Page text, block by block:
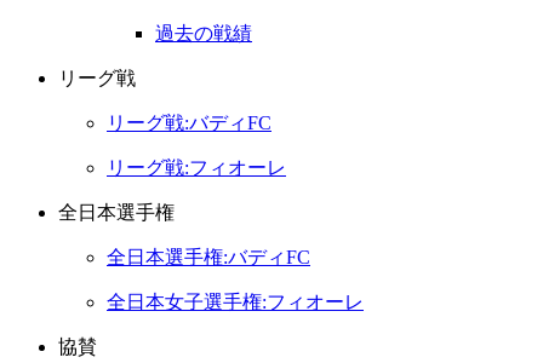
過去の戦績
リーグ戦
リーグ戦:バディFC
リーグ戦:フィオーレ
全日本選手権
全日本選手権:バディFC
全日本女子選手権:フィオーレ
協賛